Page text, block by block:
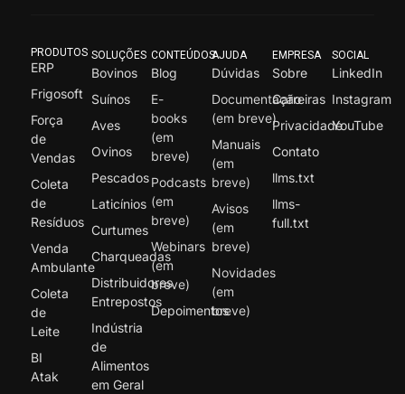
PRODUTOS
ERP
Frigosoft
Força
de
Vendas
Coleta
de
Resíduos
Venda
Ambulante
Coleta
de
Leite
BI
Atak
SOLUÇÕES
Bovinos
Suínos
Aves
Ovinos
Pescados
Laticínios
Curtumes
Charqueadas
Distribuidores
Entrepostos
Indústria
de
Alimentos
em Geral
CONTEÚDOS
Blog
E-
books
(em
breve)
Podcasts
(em
breve)
Webinars
(em
breve)
Depoimentos
AJUDA
Dúvidas
Documentação
(em breve)
Manuais
(em
breve)
Avisos
(em
breve)
Novidades
(em
breve)
EMPRESA
Sobre
Carreiras
Privacidade
Contato
llms.txt
llms-
full.txt
SOCIAL
LinkedIn
Instagram
YouTube